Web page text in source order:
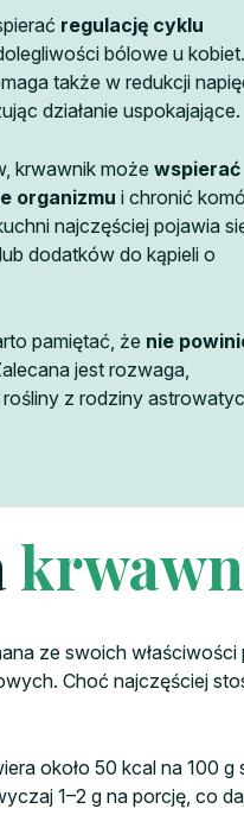
regulację cyklu
bólowe u kobiet.
także w redukcji
działanie uspokajające.
krwawnik może wspierać
organizmu i chronić
najczęściej pojawia
dodatków do kąpieli o
pamiętać, że nie
jest rozwaga,
z rodziny
ze swoich
Choć najczęściej
około 50 kcal na 100
1–2 g na porcję, co